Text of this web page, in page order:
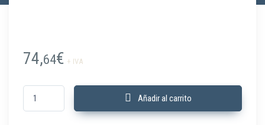
74,64€ + IVA
RG-2-1.25S304-500 Vela roc panel sandwich 500 mm A304 RAN a 1 1/
Añadir al carrito